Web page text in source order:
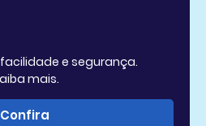
e segurança.
mais.
Confira